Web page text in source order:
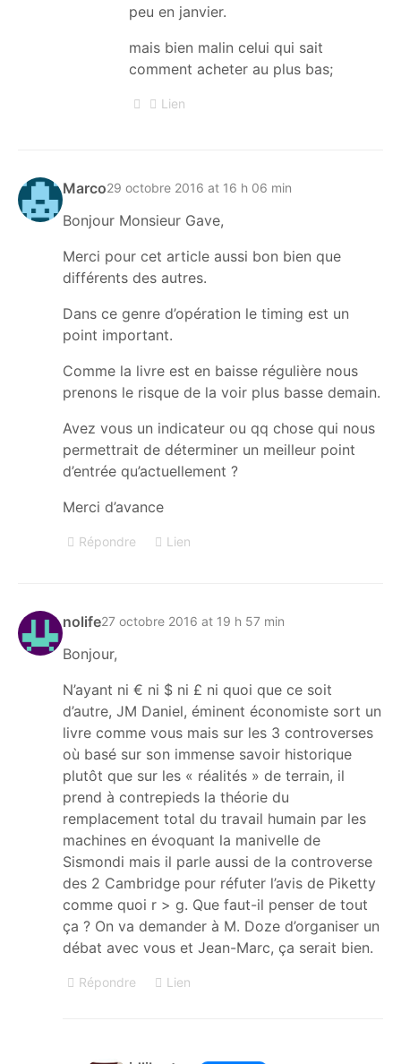
peu en janvier.
mais bien malin celui qui sait
comment acheter au plus bas;
Lien
Marco29 octobre 2016 at 16 h 06 min
Bonjour Monsieur Gave,
Merci pour cet article aussi bon bien que
différents des autres.
Dans ce genre d’opération le timing est un
point important.
Comme la livre est en baisse régulière nous
prenons le risque de la voir plus basse demain.
Avez vous un indicateur ou qq chose qui nous
permettrait de déterminer un meilleur point
d’entrée qu’actuellement ?
Merci d’avance
Répondre Lien
nolife27 octobre 2016 at 19 h 57 min
Bonjour,
N’ayant ni € ni $ ni £ ni quoi que ce soit
d’autre, JM Daniel, éminent économiste sort un
livre comme vous mais sur les 3 controverses
où basé sur son immense savoir historique
plutôt que sur les « réalités » de terrain, il
prend à contrepieds la théorie du
remplacement total du travail humain par les
machines en évoquant la manivelle de
Sismondi mais il parle aussi de la controverse
des 2 Cambridge pour réfuter l’avis de Piketty
comme quoi r > g. Que faut-il penser de tout
ça ? On va demander à M. Doze d’organiser un
débat avec vous et Jean-Marc, ça serait bien.
Répondre Lien